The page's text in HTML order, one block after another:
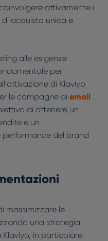
attivamente i
acquisto unica e
alle esigenze
per
di Klaviyo
le campagne di email
di ottenere un
e un
del brand
massimizzare le
una strategia
in particolare